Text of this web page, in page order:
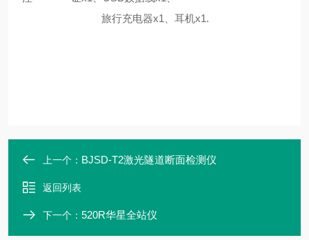
旅行充电器x1、耳机x1.
上一个： BJSD-T2激光隧道断面检测仪
返回列表
下一个： 520R华星全站仪